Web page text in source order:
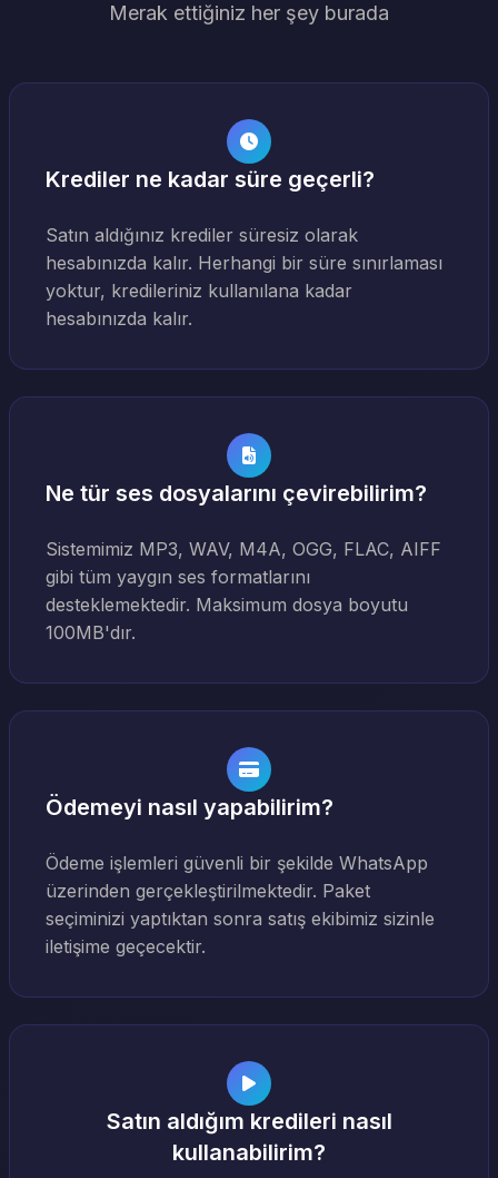
Merak ettiğiniz her şey burada
Krediler ne kadar süre geçerli?
Satın aldığınız krediler süresiz olarak
hesabınızda kalır. Herhangi bir süre sınırlaması
yoktur, kredileriniz kullanılana kadar
hesabınızda kalır.
Ne tür ses dosyalarını çevirebilirim?
Sistemimiz MP3, WAV, M4A, OGG, FLAC, AIFF
gibi tüm yaygın ses formatlarını
desteklemektedir. Maksimum dosya boyutu
100MB'dır.
Ödemeyi nasıl yapabilirim?
Ödeme işlemleri güvenli bir şekilde WhatsApp
üzerinden gerçekleştirilmektedir. Paket
seçiminizi yaptıktan sonra satış ekibimiz sizinle
iletişime geçecektir.
Satın aldığım kredileri nasıl
kullanabilirim?